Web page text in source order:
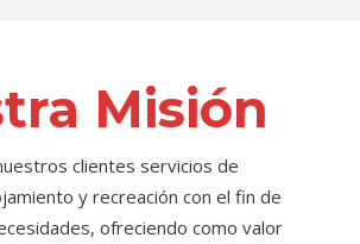
Misión
clientes servicios de
y recreación con el fin de
ofreciendo como valor